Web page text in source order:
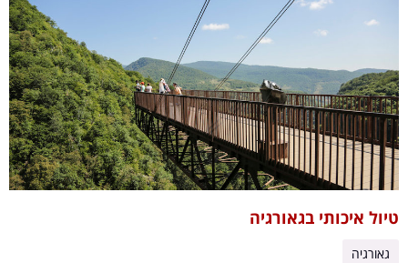
טיול איכותי בגאורגיה
גאורגיה